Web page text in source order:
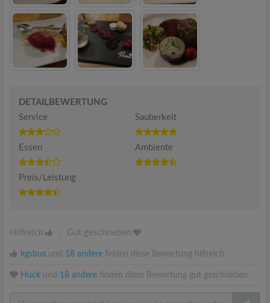
DETAILBEWERTUNG
Service
Sauberkeit
Essen Ambiente
Preis/Leistung
Hilfreich Gut geschrieben
kgsbus und 18 andere finden diese Bewertung hilfreich.
Huck und 18 andere finden diese Bewertung gut geschrieben.